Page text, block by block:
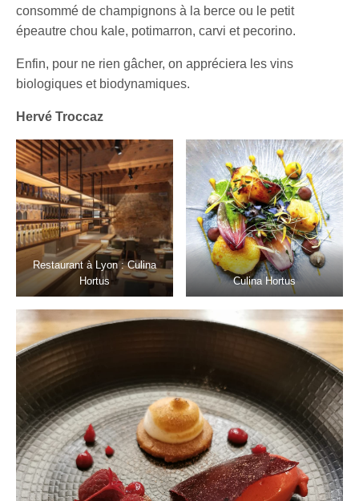
consommé de champignons à la berce ou le petit
épeautre chou kale, potimarron, carvi et pecorino.
Enfin, pour ne rien gâcher, on appréciera les vins
biologiques et biodynamiques.
Hervé Troccaz
Restaurant à Lyon : Culina
Hortus
Culina Hortus